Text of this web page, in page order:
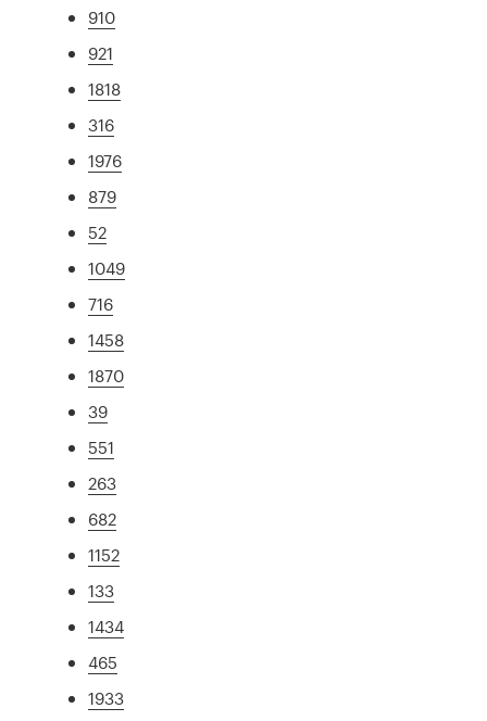
910
921
1818
316
1976
879
52
1049
716
1458
1870
39
551
263
682
1152
133
1434
465
1933